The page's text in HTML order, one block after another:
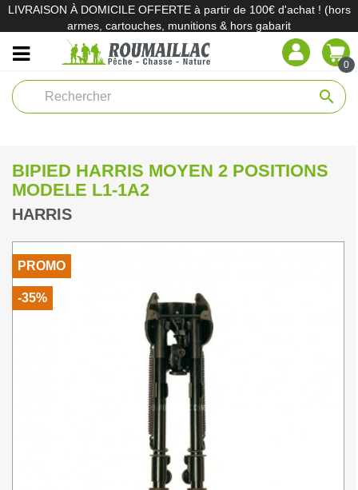
LIVRAISON À DOMICILE OFFERTE à partir de 100€ d'achat ! (hors
armes, cartouches, munitions & hors gabarit
0
search
BIPIED HARRIS MOYEN 2 POSITIONS
MODELE L1-1A2
HARRIS
PROMO
-35%